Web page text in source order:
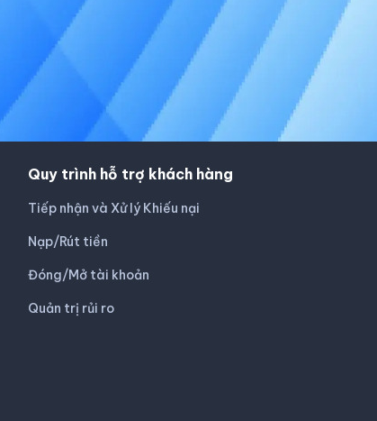
Quy trình hỗ trợ khách hàng
Tiếp nhận và Xử lý Khiếu nại
Nạp/Rút tiền
Đóng/Mở tài khoản
Quản trị rủi ro